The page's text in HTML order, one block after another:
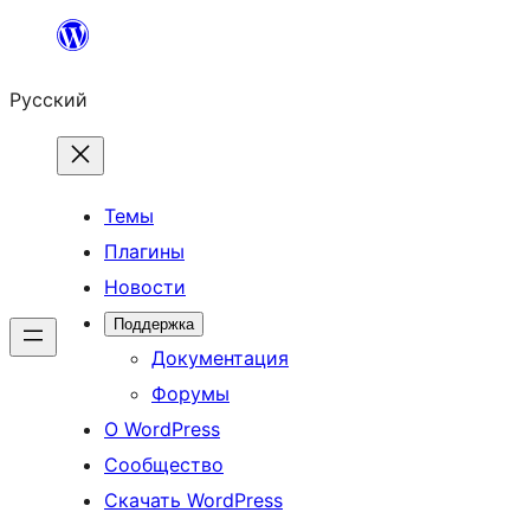
Перейти
содержимому
Русский
Темы
Плагины
Новости
Поддержка
Документация
Форумы
О WordPress
Сообщество
Скачать WordPress